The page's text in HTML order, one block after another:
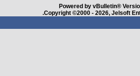
Powered by vBulletin®
Copyright ©2000 - 2026, Jelsoft